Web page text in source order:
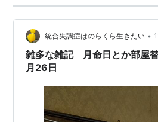
統合失調症はのらくら生きたい •
雑多な雑記 月命日とか部屋
月26日